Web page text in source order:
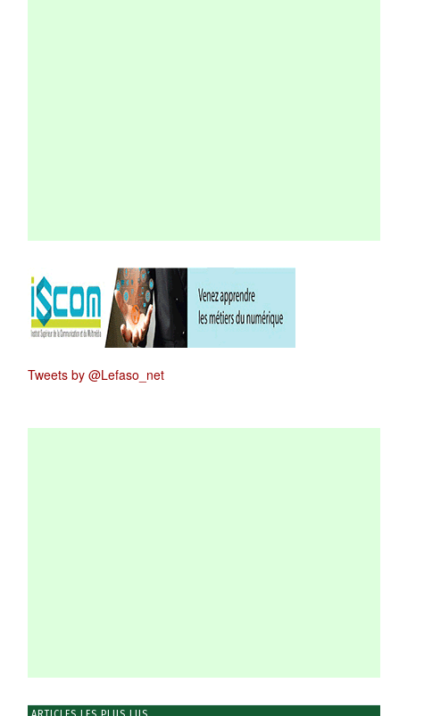
Tweets by @Lefaso_net